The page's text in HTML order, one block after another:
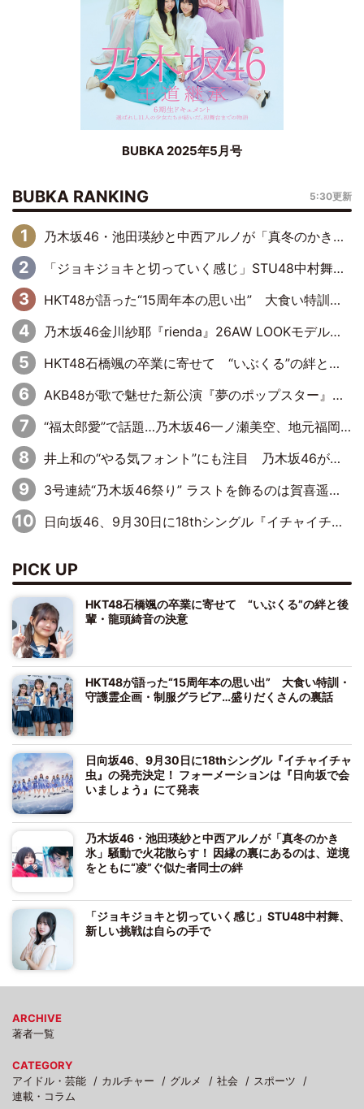
BUBKA 2025年5月号
BUBKA RANKING 5:30更新
乃木坂46・池田瑛紗と中西アルノが「真冬のかき氷」騒動で火花散らす！ 因縁の裏にあるのは、逆境をともに“凌”ぐ似た者同士の絆
「ジョキジョキと切っていく感じ」STU48中村舞、新しい挑戦は自らの手で
HKT48が語った“15周年本の思い出” 大食い特訓・守護霊企画・制服グラビア…盛りだくさんの裏話
乃木坂46金川紗耶『rienda』26AW LOOKモデルに就任
HKT48石橋颯の卒業に寄せて “いぶくる”の絆と後輩・龍頭綺音の決意
AKB48が歌で魅せた新公演『夢のポップスター』 初日から全身全霊のステージ
“福太郎愛”で話題…乃木坂46一ノ瀬美空、地元福岡『めんべい25周年トップサポーター』に就任
井上和の“やる気フォント”にも注目 乃木坂46が挑んだ書道パフォーマンスの舞台裏
3号連続“乃木坂46祭り” ラストを飾るのは賀喜遥香…5年ぶりの登場に「5年分大人になった私を見ていただけたら」
日向坂46、9月30日に18thシングル『イチャイチャ虫』の発売決定！ フォーメーションは『日向坂で会いましょう』にて発表
PICK UP
HKT48石橋颯の卒業に寄せて “いぶくる”の絆と後
輩・龍頭綺音の決意
HKT48が語った“15周年本の思い出” 大食い特訓・
守護霊企画・制服グラビア…盛りだくさんの裏話
日向坂46、9月30日に18thシングル『イチャイチャ
虫』の発売決定！ フォーメーションは『日向坂で会
いましょう』にて発表
乃木坂46・池田瑛紗と中西アルノが「真冬のかき
氷」騒動で火花散らす！ 因縁の裏にあるのは、逆境
をともに“凌”ぐ似た者同士の絆
「ジョキジョキと切っていく感じ」STU48中村舞、
新しい挑戦は自らの手で
ARCHIVE
著者一覧
CATEGORY
アイドル・芸能
カルチャー グルメ 社会
スポーツ
連載・コラム